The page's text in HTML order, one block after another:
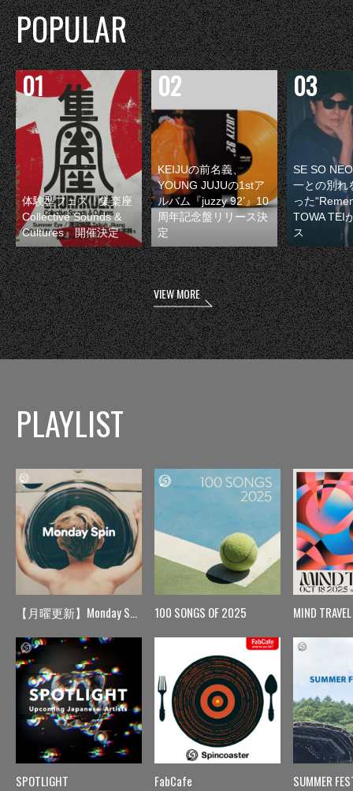
POPULAR
体験型フェス『集楽座
Collective Sounds &
Cultures』開催決定
KEIJUの前名義、
YOUNG JUJUの1stア
ルバム『juzzy 92’』10
周年記念盤リリース決
定
SE SO
一との別れ
った
TOWA TEI
ス
VIEW MORE
PLAYLIST
【月曜更新】Monday Spin
SPOTLIGHT
100 SONGS OF 2025
FabCafe
MIND TRAVEL
SUMMER